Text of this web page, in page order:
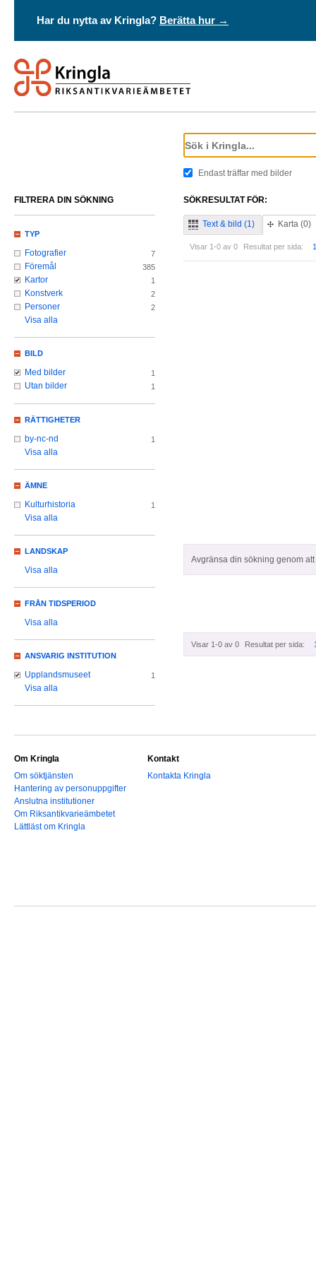
Har du nytta av Kringla? Berätta hur →
Endast träffar med bilder
SÖKRESULTAT FÖR:
Text & bild (1) Karta (0)
Visar 1-0 av 0 Resultat per sida:
Avgränsa din sökning genom
Visar 1-0 av 0 Resultat per sida:
FILTRERA DIN SÖKNING
TYP
Fotografier 7
Föremål 385
Kartor 1
Konstverk 2
Personer 2
Visa alla
BILD
Med bilder 1
Utan bilder 1
RÄTTIGHETER
by-nc-nd 1
Visa alla
ÄMNE
Kulturhistoria 1
Visa alla
LANDSKAP
Visa alla
FRÅN TIDSPERIOD
Visa alla
ANSVARIG INSTITUTION
Upplandsmuseet 1
Visa alla
Om Kringla
Om söktjänsten
Hantering av personuppgifter
Anslutna institutioner
Om Riksantikvarieämbetet
Lättläst om Kringla
Kontakt
Kontakta Kringla